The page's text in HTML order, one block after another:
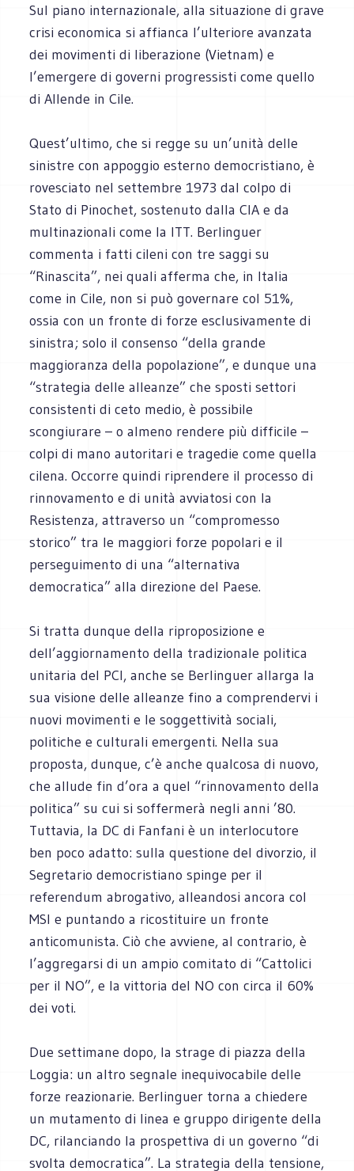
Sul piano internazionale, alla situazione di grave
crisi economica si affianca l’ulteriore avanzata
dei movimenti di liberazione (Vietnam) e
l’emergere di governi progressisti come quello
di Allende in Cile.
Quest’ultimo, che si regge su un’unità delle
sinistre con appoggio esterno democristiano, è
rovesciato nel settembre 1973 dal colpo di
Stato di Pinochet, sostenuto dalla CIA e da
multinazionali come la ITT. Berlinguer
commenta i fatti cileni con tre saggi su
“Rinascita”, nei quali afferma che, in Italia
come in Cile, non si può governare col 51%,
ossia con un fronte di forze esclusivamente di
sinistra; solo il consenso “della grande
maggioranza della popolazione”, e dunque una
“strategia delle alleanze” che sposti settori
consistenti di ceto medio, è possibile
scongiurare – o almeno rendere più difficile –
colpi di mano autoritari e tragedie come quella
cilena. Occorre quindi riprendere il processo di
rinnovamento e di unità avviatosi con la
Resistenza, attraverso un “compromesso
storico” tra le maggiori forze popolari e il
perseguimento di una “alternativa
democratica” alla direzione del Paese.
Si tratta dunque della riproposizione e
dell’aggiornamento della tradizionale politica
unitaria del PCI, anche se Berlinguer allarga la
sua visione delle alleanze fino a comprendervi i
nuovi movimenti e le soggettività sociali,
politiche e culturali emergenti. Nella sua
proposta, dunque, c’è anche qualcosa di nuovo,
che allude fin d’ora a quel “rinnovamento della
politica” su cui si soffermerà negli anni ’80.
Tuttavia, la DC di Fanfani è un interlocutore
ben poco adatto: sulla questione del divorzio, il
Segretario democristiano spinge per il
referendum abrogativo, alleandosi ancora col
MSI e puntando a ricostituire un fronte
anticomunista. Ciò che avviene, al contrario, è
l’aggregarsi di un ampio comitato di “Cattolici
per il NO”, e la vittoria del NO con circa il 60%
dei voti.
Due settimane dopo, la strage di piazza della
Loggia: un altro segnale inequivocabile delle
forze reazionarie. Berlinguer torna a chiedere
un mutamento di linea e gruppo dirigente della
DC, rilanciando la prospettiva di un governo “di
svolta democratica”. La strategia della tensione,